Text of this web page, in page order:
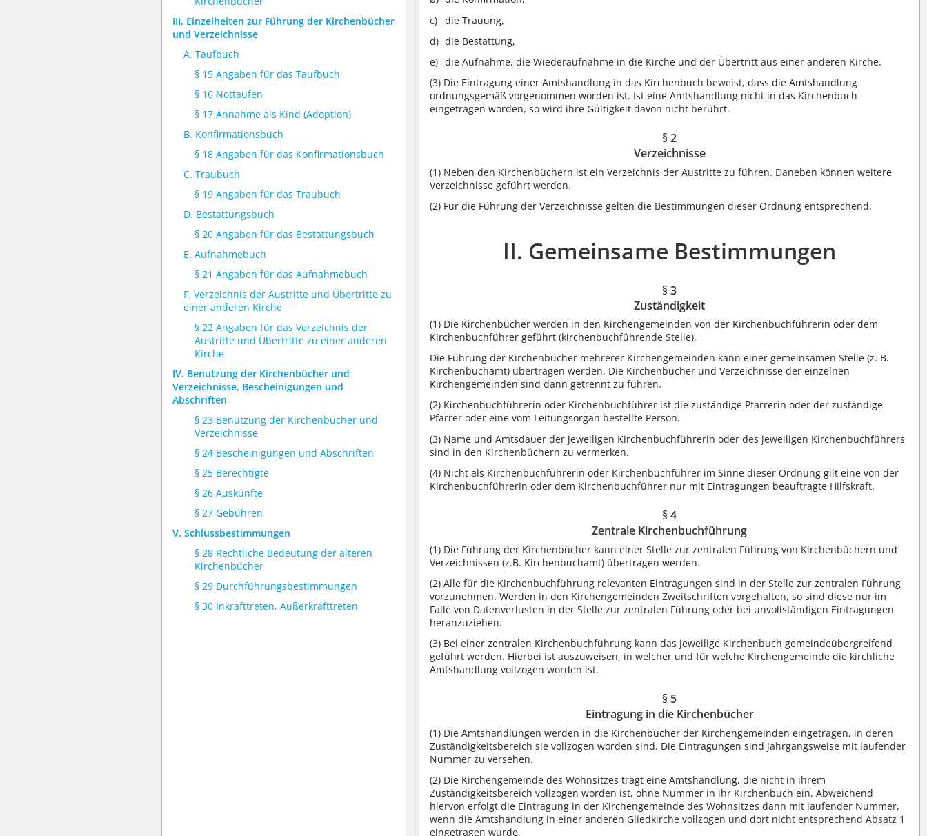
III. Einzelheiten zur Führung der Kirchenbücher
und Verzeichnisse
A. Taufbuch
§ 15 Angaben für das Taufbuch
§ 16 Nottaufen
§ 17 Annahme als Kind (Adoption)
B. Konfirmationsbuch
§ 18 Angaben für das Konfirmationsbuch
C. Traubuch
§ 19 Angaben für das Traubuch
D. Bestattungsbuch
§ 20 Angaben für das Bestattungsbuch
E. Aufnahmebuch
§ 21 Angaben für das Aufnahmebuch
F. Verzeichnis der Austritte und Übertritte zu
einer anderen Kirche
§ 22 Angaben für das Verzeichnis der
Austritte und Übertritte zu einer anderen
Kirche
IV. Benutzung der Kirchenbücher und
Verzeichnisse, Bescheinigungen und
Abschriften
§ 23 Benutzung der Kirchenbücher und
Verzeichnisse
§ 24 Bescheinigungen und Abschriften
§ 25 Berechtigte
§ 26 Auskünfte
§ 27 Gebühren
V. Schlussbestimmungen
§ 28 Rechtliche Bedeutung der älteren
Kirchenbücher
§ 29 Durchführungsbestimmungen
§ 30 Inkrafttreten, Außerkrafttreten
die Trauung,
die Bestattung,
die Aufnahme, die Wiederaufnahme in die Kirche und der Übertritt aus einer anderen Kirche.
(3) Die Eintragung einer Amtshandlung in das Kirchenbuch beweist, dass die Amtshandlung
ordnungsgemäß vorgenommen worden ist. Ist eine Amtshandlung nicht in das Kirchenbuch
eingetragen worden, so wird ihre Gültigkeit davon nicht berührt.
§ 2
Verzeichnisse
(1) Neben den Kirchenbüchern ist ein Verzeichnis der Austritte zu führen. Daneben können weitere
Verzeichnisse geführt werden.
(2) Für die Führung der Verzeichnisse gelten die Bestimmungen dieser Ordnung entsprechend.
II. Gemeinsame Bestimmungen
§ 3
Zuständigkeit
(1) Die Kirchenbücher werden in den Kirchengemeinden von der Kirchenbuchführerin oder dem
Kirchenbuchführer geführt (kirchenbuchführende Stelle).
Die Führung der Kirchenbücher mehrerer Kirchengemeinden kann einer gemeinsamen Stelle (z. B.
Kirchenbuchamt) übertragen werden. Die Kirchenbücher und Verzeichnisse der einzelnen
Kirchengemeinden sind dann getrennt zu führen.
(2) Kirchenbuchführerin oder Kirchenbuchführer ist die zuständige Pfarrerin oder der zuständige
Pfarrer oder eine vom Leitungsorgan bestellte Person.
(3) Name und Amtsdauer der jeweiligen Kirchenbuchführerin oder des jeweiligen Kirchenbuchführers
sind in den Kirchenbüchern zu vermerken.
(4) Nicht als Kirchenbuchführerin oder Kirchenbuchführer im Sinne dieser Ordnung gilt eine von der
Kirchenbuchführerin oder dem Kirchenbuchführer nur mit Eintragungen beauftragte Hilfskraft.
§ 4
Zentrale Kirchenbuchführung
(1) Die Führung der Kirchenbücher kann einer Stelle zur zentralen Führung von Kirchenbüchern und
Verzeichnissen (z.B. Kirchenbuchamt) übertragen werden.
(2) Alle für die Kirchenbuchführung relevanten Eintragungen sind in der Stelle zur zentralen Führung
vorzunehmen. Werden in den Kirchengemeinden Zweitschriften vorgehalten, so sind diese nur im
Falle von Datenverlusten in der Stelle zur zentralen Führung oder bei unvollständigen Eintragungen
heranzuziehen.
(3) Bei einer zentralen Kirchenbuchführung kann das jeweilige Kirchenbuch gemeindeübergreifend
geführt werden. Hierbei ist auszuweisen, in welcher und für welche Kirchengemeinde die kirchliche
Amtshandlung vollzogen worden ist.
§ 5
Eintragung in die Kirchenbücher
(1) Die Amtshandlungen werden in die Kirchenbücher der Kirchengemeinden eingetragen, in deren
Zuständigkeitsbereich sie vollzogen worden sind. Die Eintragungen sind jahrgangsweise mit laufender
Nummer zu versehen.
(2) Die Kirchengemeinde des Wohnsitzes trägt eine Amtshandlung, die nicht in ihrem
Zuständigkeitsbereich vollzogen worden ist, ohne Nummer in ihr Kirchenbuch ein. Abweichend
hiervon erfolgt die Eintragung in der Kirchengemeinde des Wohnsitzes dann mit laufender Nummer,
wenn die Amtshandlung in einer anderen Gliedkirche vollzogen und dort nicht entsprechend Absatz 1
eingetragen wurde.